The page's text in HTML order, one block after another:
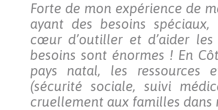
Forte de mon expérience de
ayant des besoins
cœur d’outiller et d’aider les
besoins sont énormes ! En
pays natal, les ressources
(sécurité sociale, suivi
cruellement aux familles dans